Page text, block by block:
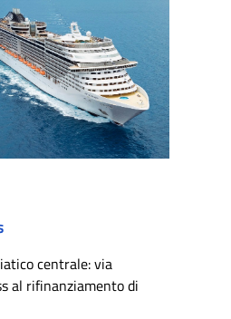
centrale: via
al rifinanziamento di